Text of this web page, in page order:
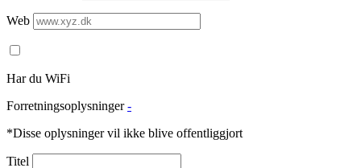
Web
Har du WiFi
Forretningsoplysninger -
*Disse oplysninger vil ikke blive offentliggjort
Titel